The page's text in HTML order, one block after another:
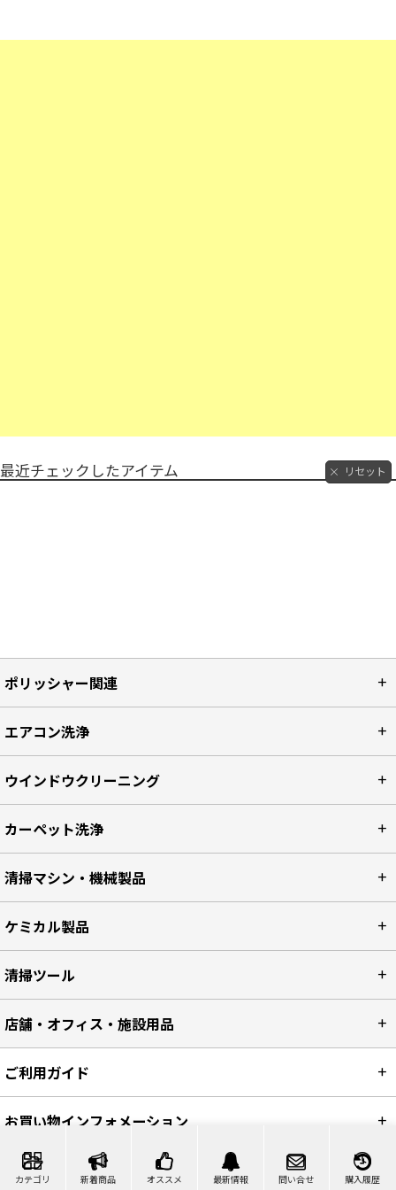
カテゴリ 新着商品 オススメ 最新情報 問い合せ 購入履歴
最近チェックしたアイテム リセット
ポリッシャー関連
エアコン洗浄
ウインドウクリーニング
カーペット洗浄
清掃マシン・機械製品
ケミカル製品
清掃ツール
店舗・オフィス・施設用品
ご利用ガイド
お買い物インフォメーション
ショップ情報